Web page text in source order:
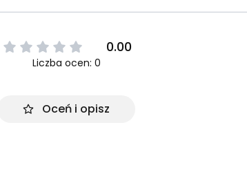
0.00
Liczba ocen: 0
Oceń i opisz